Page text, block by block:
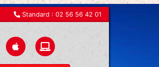
Standard : 02 56 56 42 01